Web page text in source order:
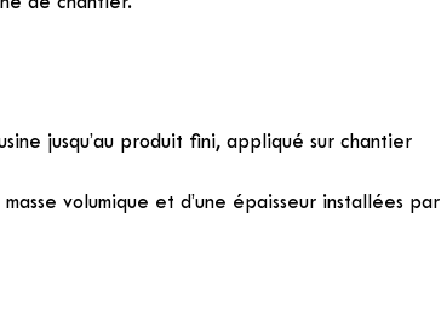
de chantier.
jusqu’au produit fini, appliqué sur chantier
volumique et d’une épaisseur installées par